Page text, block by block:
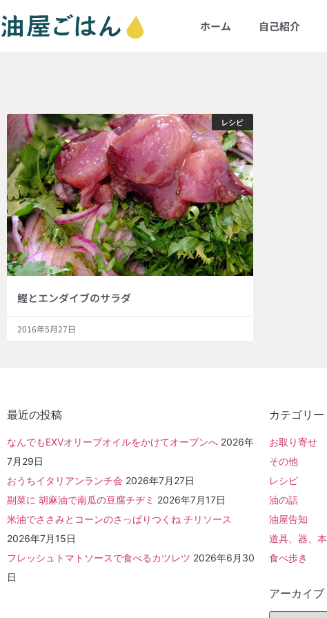
ホーム 自己紹介
レシピ
鰹とエンダイブのサラダ
2016年5月27日
最近の投稿
なんでもEXVオリーブオイルをかけてオーブンへ 2026年
7月29日
おうちイタリアンランチ会 2026年7月27日
副菜に 胡麻油で南瓜の豆腐チヂミ 2026年7月17日
米油でささみとコーンのさっぱりつくね チリソース
2026年7月15日
フレッシュトマトソースで食べるカツレツ 2026年6月30
日
カテゴリー
お取り寄せ
その他
レシピ
油の話
油屋告知
道具、器、本
食べ歩き
アーカイブ